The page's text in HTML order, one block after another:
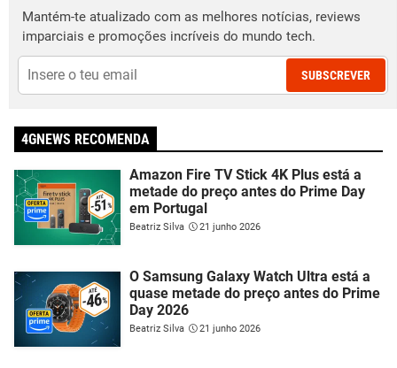
Mantém-te atualizado com as melhores notícias, reviews
imparciais e promoções incríveis do mundo tech.
SUBSCREVER
4GNEWS RECOMENDA
Amazon Fire TV Stick 4K Plus está a
metade do preço antes do Prime Day
em Portugal
Beatriz Silva 21 junho 2026
O Samsung Galaxy Watch Ultra está a
quase metade do preço antes do Prime
Day 2026
Beatriz Silva 21 junho 2026